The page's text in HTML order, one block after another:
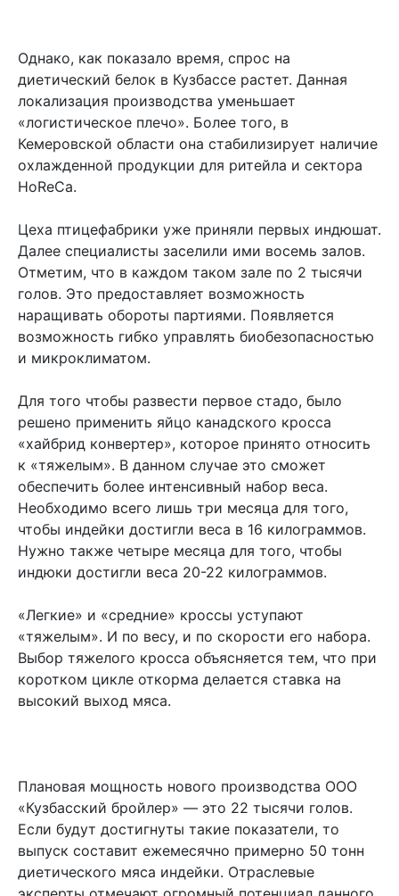
Однако, как показало время, спрос на
диетический белок в Кузбассе растет. Данная
локализация производства уменьшает
«логистическое плечо». Более того, в
Кемеровской области она стабилизирует наличие
охлажденной продукции для ритейла и сектора
HoReCa.
Цеха птицефабрики уже приняли первых индюшат.
Далее специалисты заселили ими восемь залов.
Отметим, что в каждом таком зале по 2 тысячи
голов. Это предоставляет возможность
наращивать обороты партиями. Появляется
возможность гибко управлять биобезопасностью
и микроклиматом.
Для того чтобы развести первое стадо, было
решено применить яйцо канадского кросса
«хайбрид конвертер», которое принято относить
к «тяжелым». В данном случае это сможет
обеспечить более интенсивный набор веса.
Необходимо всего лишь три месяца для того,
чтобы индейки достигли веса в 16 килограммов.
Нужно также четыре месяца для того, чтобы
индюки достигли веса 20-22 килограммов.
«Легкие» и «средние» кроссы уступают
«тяжелым». И по весу, и по скорости его набора.
Выбор тяжелого кросса объясняется тем, что при
коротком цикле откорма делается ставка на
высокий выход мяса.
Плановая мощность нового производства ООО
«Кузбасский бройлер» — это 22 тысячи голов.
Если будут достигнуты такие показатели, то
выпуск составит ежемесячно примерно 50 тонн
диетического мяса индейки. Отраслевые